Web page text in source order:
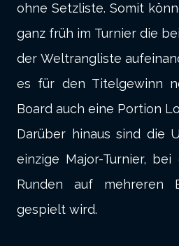
ohne Setzliste. Somit
ganz früh im Turnier die
der Weltrangliste
es für den Titelgewinn
Board auch eine Portion
Darüber hinaus sind die
einzige Major-Turnier,
Runden auf mehreren
gespielt wird.